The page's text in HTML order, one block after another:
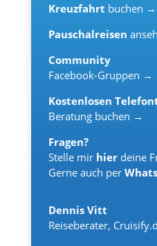
Kreuzfahrt buchen →
Pauschalreisen
Community
Facebook-Gruppen →
Kostenlosen
Beratung buchen →
Fragen?
Stelle mir hier deine
Gerne auch per
Dennis Vitt
Reiseberater,